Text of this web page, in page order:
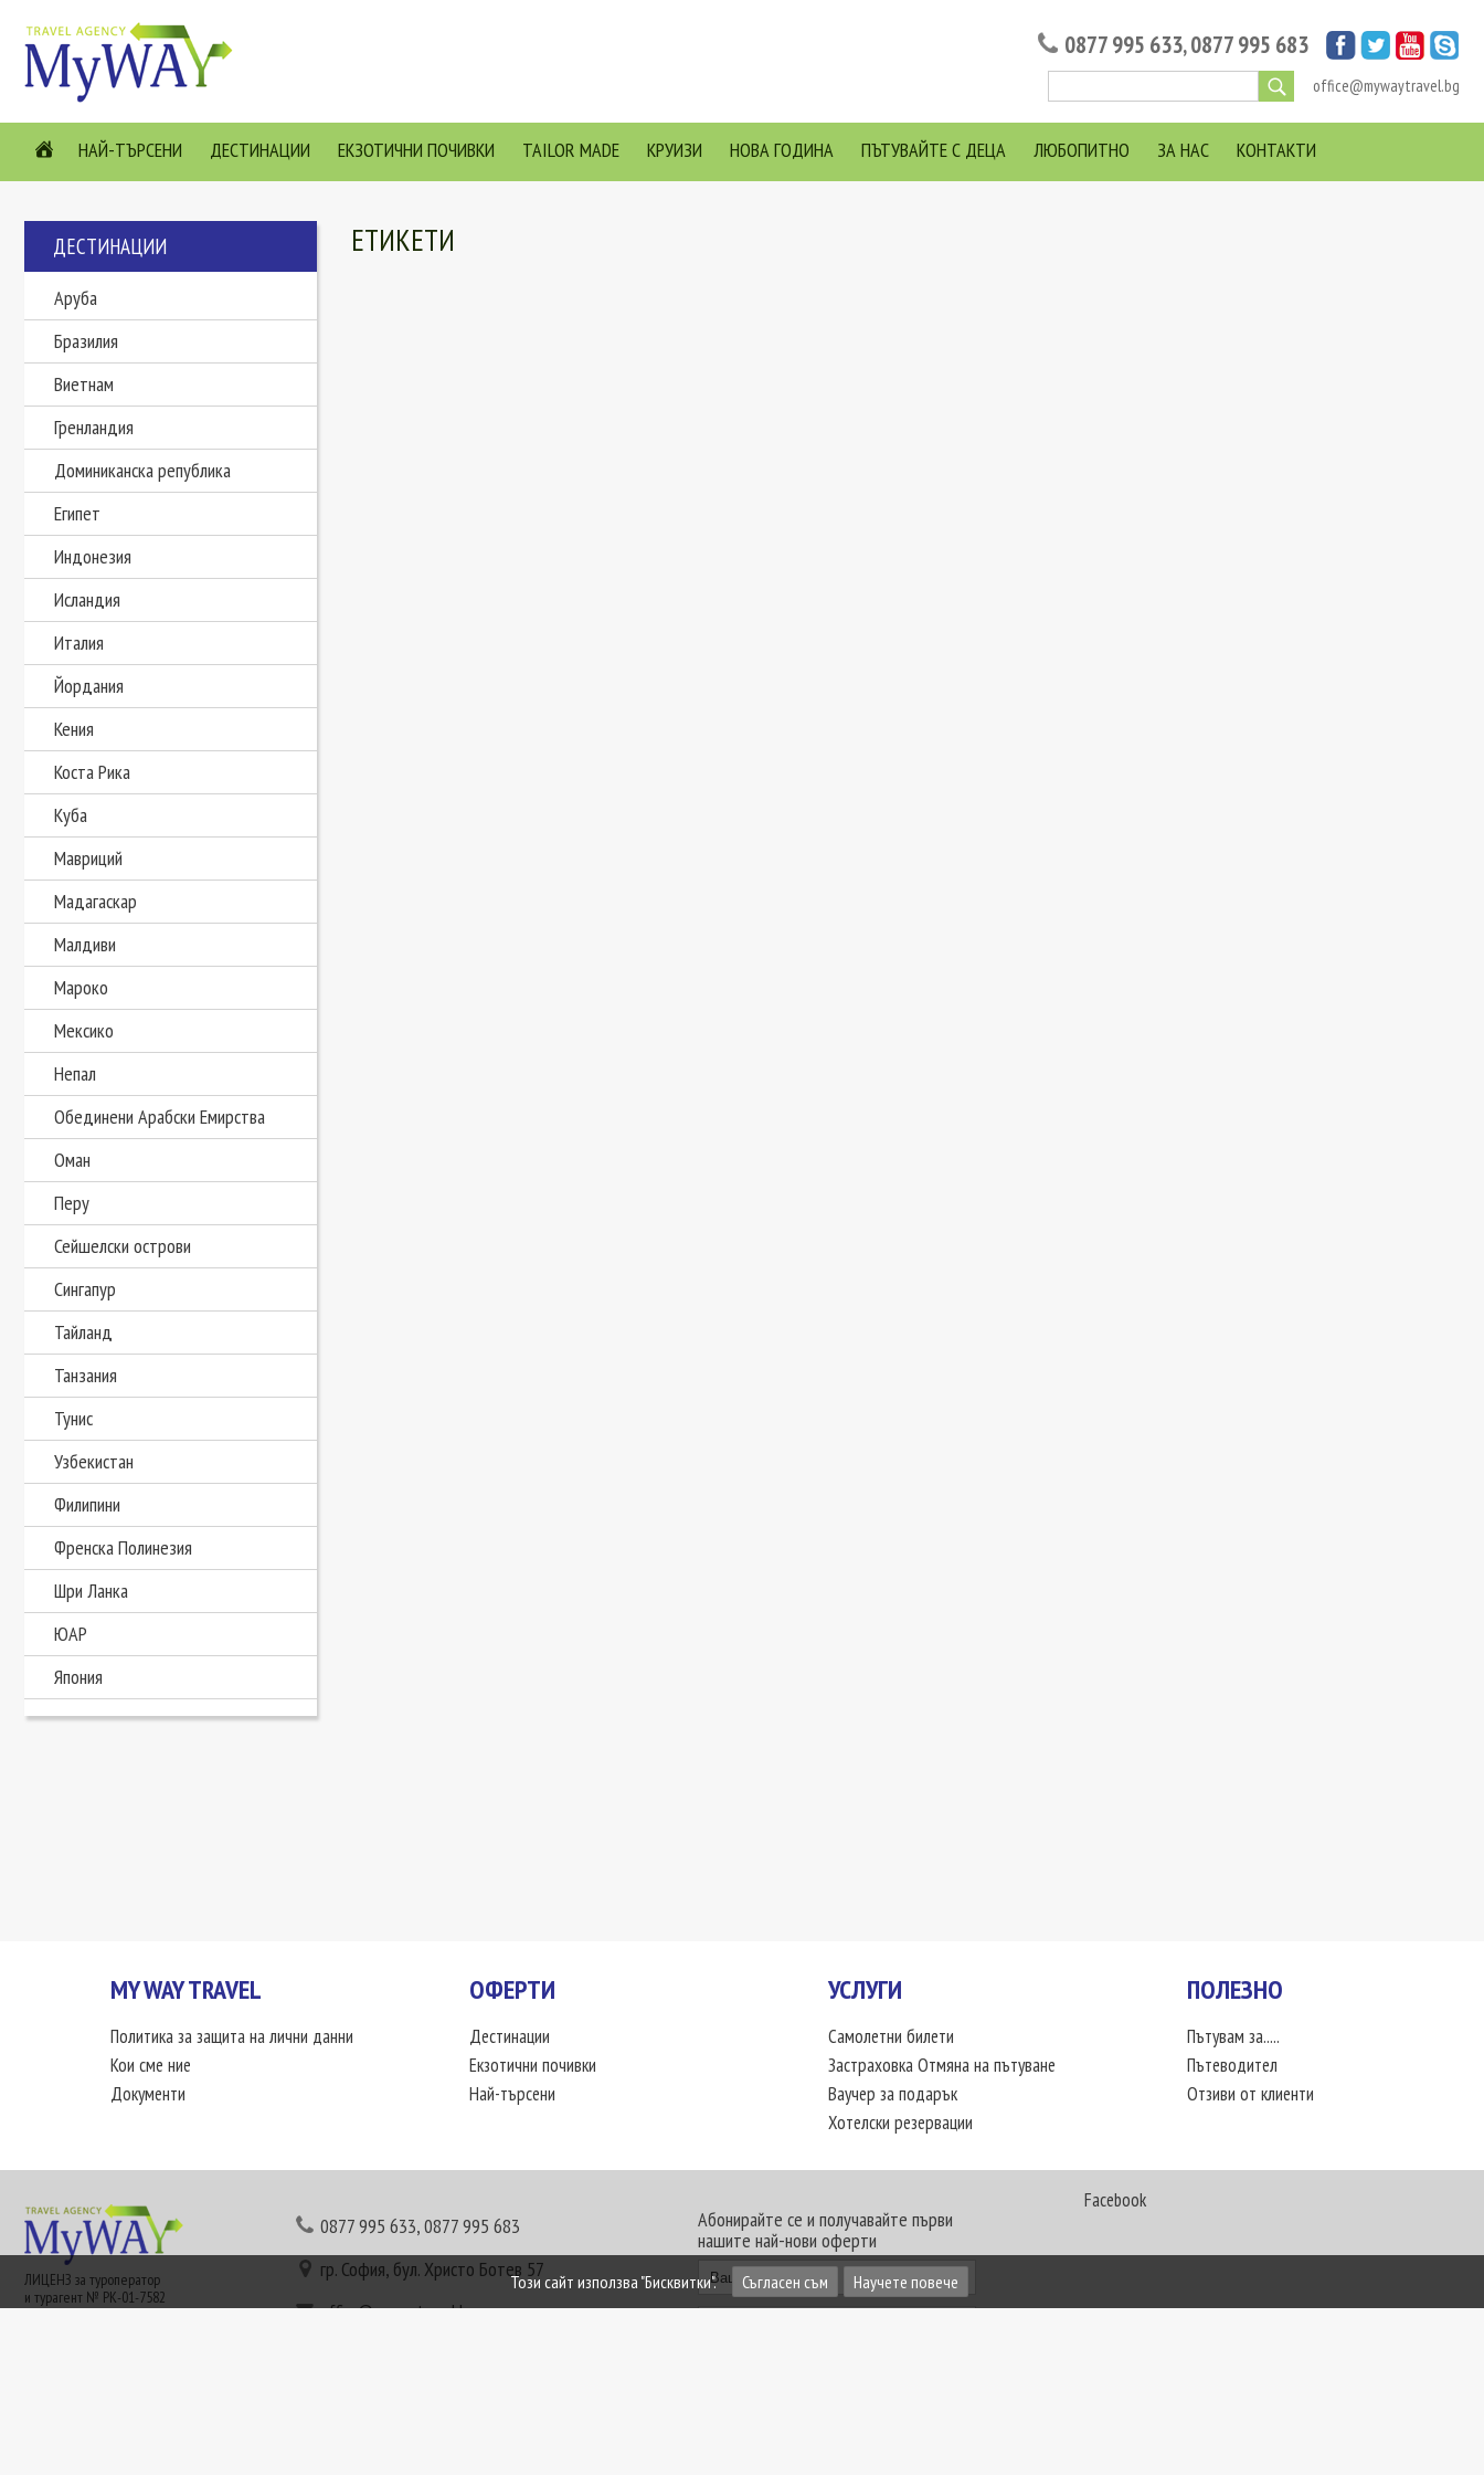
0877 995 633,0877 995 683
office@mywaytravel.bg
НАЙ-ТЪРСЕНИ ДЕСТИНАЦИИ ЕКЗОТИЧНИ ПОЧИВКИ TAILOR MADE КРУИЗИ НОВА ГОДИНА ПЪТУВАЙТЕ С ДЕЦА ЛЮБОПИТНО ЗА НАС КОНТАКТИ
ДЕСТИНАЦИИ
Аруба
Бразилия
Виетнам
Гренландия
Доминиканска република
Египет
Индонезия
Исландия
Италия
Йордания
Кения
Коста Рика
Куба
Мавриций
Мадагаскар
Малдиви
Мароко
Мексико
Непал
Обединени Арабски Емирства
Оман
Перу
Сейшелски острови
Сингапур
Тайланд
Танзания
Тунис
Узбекистан
Филипини
Френска Полинезия
Шри Ланка
ЮАР
Япония
ЕТИКЕТИ
MY WAY TRAVEL
Политика за защита на лични данни
Кои сме ние
Документи
ОФЕРТИ
Дестинации
Екзотични почивки
Най-търсени
УСЛУГИ
Самолетни билети
Застраховка Отмяна на пътуване
Ваучер за подарък
Хотелски резервации
ПОЛЕЗНО
Пътувам за.....
Пътеводител
Отзиви от клиенти
ЛИЦЕНЗ за туроператор
и турагент № РК-01-7582
0877 995 633,0877 995 683
гр. София, бул. Христо Ботев 57
office@mywaytravel.bg
Абонирайте се и получавайте първи
нашите най-нови оферти
Facebook
Този сайт използва "Бисквитки". Съгласен съм Научете повече